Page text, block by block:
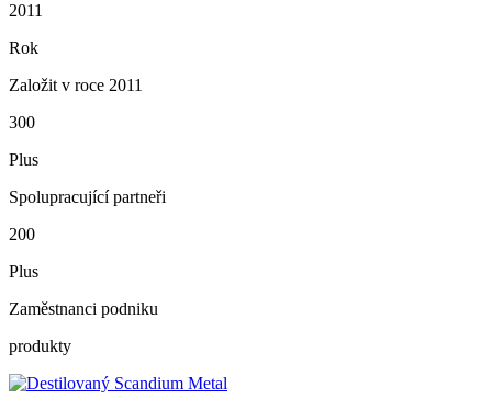
2011
Rok
Založit v roce 2011
300
Plus
Spolupracující partneři
200
Plus
Zaměstnanci podniku
produkty